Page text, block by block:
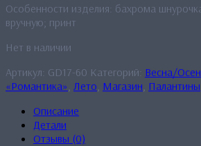
Особенности изделия: бахрома
вручную; принт
Нет в наличии
Артикул: GD17-60 Категорий: Весна/
«Романтика» Лето Магазин Палантины
Описание
Детали
Отзывы (0)